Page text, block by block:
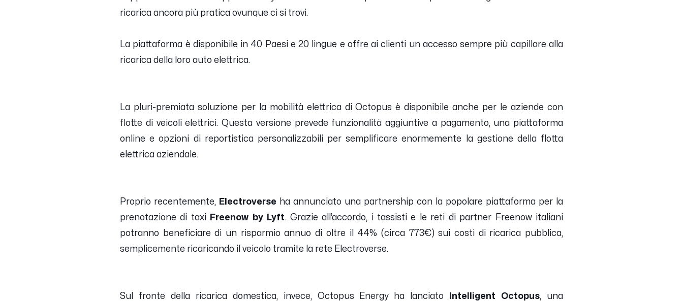
ricarica ancora più pratica ovunque ci si trovi.
La piattaforma è disponibile in 40 Paesi e 20 lingue e offre ai clienti un accesso sempre più capillare alla
ricarica della loro auto elettrica.
La pluri-premiata soluzione per la mobilità elettrica di Octopus è disponibile anche per le aziende con
flotte di veicoli elettrici. Questa versione prevede funzionalità aggiuntive a pagamento, una piattaforma
online e opzioni di reportistica personalizzabili per semplificare enormemente la gestione della flotta
elettrica aziendale.
Proprio recentemente, Electroverse ha annunciato una partnership con la popolare piattaforma per la
prenotazione di taxi Freenow by Lyft. Grazie all’accordo, i tassisti e le reti di partner Freenow italiani
potranno beneficiare di un risparmio annuo di oltre il 44% (circa 773€) sui costi di ricarica pubblica,
semplicemente ricaricando il veicolo tramite la rete Electroverse.
Sul fronte della ricarica domestica, invece, Octopus Energy ha lanciato Intelligent Octopus, una